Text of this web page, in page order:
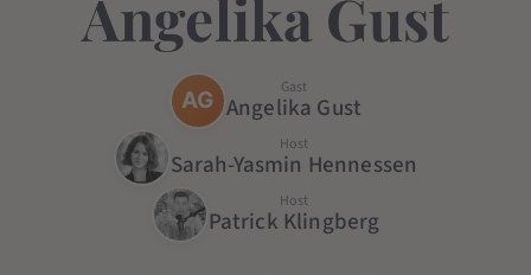
Angelika Gust
AG Gast
Angelika Gust
Host
Sarah-Yasmin Hennessen
Host
Patrick Klingberg